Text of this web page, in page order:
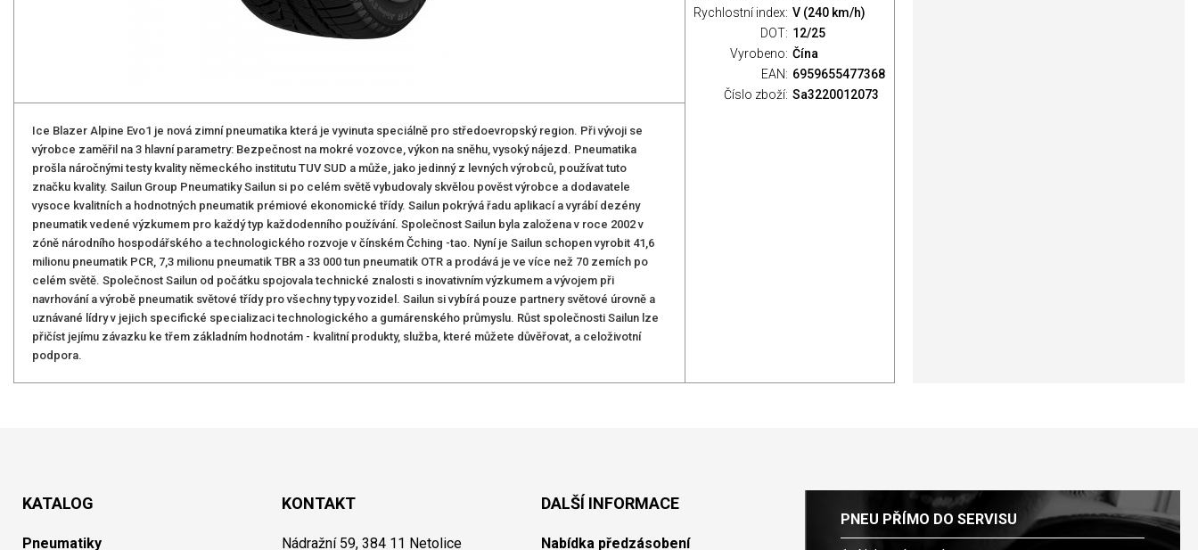
Ice Blazer Alpine Evo1 je nová zimní pneumatika která je vyvinuta speciálně pro středoevropský region. Při vývoji se
výrobce zaměřil na 3 hlavní parametry: Bezpečnost na mokré vozovce, výkon na sněhu, vysoký nájezd. Pneumatika
prošla náročnými testy kvality německého institutu TUV SUD a může, jako jedinný z levných výrobců, používat tuto
značku kvality. Sailun Group Pneumatiky Sailun si po celém světě vybudovaly skvělou pověst výrobce a dodavatele
vysoce kvalitních a hodnotných pneumatik prémiové ekonomické třídy. Sailun pokrývá řadu aplikací a vyrábí dezény
pneumatik vedené výzkumem pro každý typ každodenního používání. Společnost Sailun byla založena v roce 2002 v
zóně národního hospodářského a technologického rozvoje v čínském Čching -tao. Nyní je Sailun schopen vyrobit 41,6
milionu pneumatik PCR, 7,3 milionu pneumatik TBR a 33 000 tun pneumatik OTR a prodává je ve více než 70 zemích po
celém světě. Společnost Sailun od počátku spojovala technické znalosti s inovativním výzkumem a vývojem při
navrhování a výrobě pneumatik světové třídy pro všechny typy vozidel. Sailun si vybírá pouze partnery světové úrovně a
uznávané lídry v jejich specifické specializaci technologického a gumárenského průmyslu. Růst společnosti Sailun lze
přičíst jejímu závazku ke třem základním hodnotám - kvalitní produkty, služba, které můžete důvěřovat, a celoživotní
podpora.
Rychlostní index: V (240 km/h)
DOT: 12/25
Vyrobeno: Čína
EAN: 6959655477368
Číslo zboží: Sa3220012073
KATALOG
Pneumatiky
KONTAKT
Nádražní 59, 384 11 Netolice
DALŠÍ INFORMACE
Nabídka předzásobení
PNEU PŘÍMO DO SERVISU